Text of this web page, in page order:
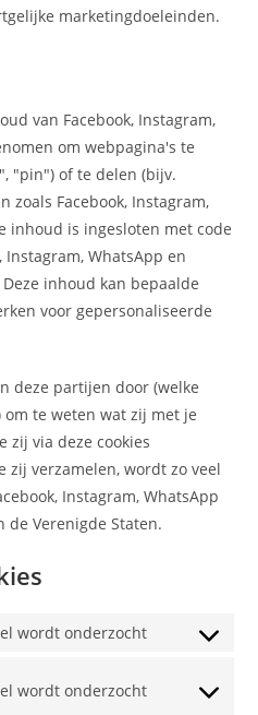
marketingdoeleinden.
van Facebook, Instagram,
om webpagina's te
"pin") of te delen (bijv.
zoals Facebook, Instagram,
inhoud is ingesloten met code
Instagram, WhatsApp en
inhoud kan bepaalde
voor gepersonaliseerde
deze partijen door (welke
te weten wat zij met je
zij via deze cookies
zij verzamelen, wordt zo veel
Instagram, WhatsApp
de Verenigde Staten.
wordt onderzocht
wordt onderzocht